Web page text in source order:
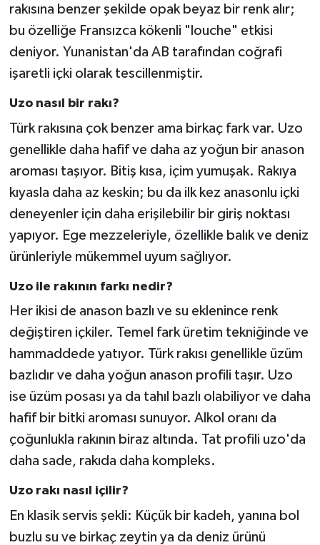
rakısına benzer şekilde opak beyaz bir renk alır;
bu özelliğe Fransızca kökenli "louche" etkisi
deniyor. Yunanistan'da AB tarafından coğrafi
işaretli içki olarak tescillenmiştir.
Uzo nasıl bir rakı?
Türk rakısına çok benzer ama birkaç fark var. Uzo
genellikle daha hafif ve daha az yoğun bir anason
aroması taşıyor. Bitiş kısa, içim yumuşak. Rakıya
kıyasla daha az keskin; bu da ilk kez anasonlu içki
deneyenler için daha erişilebilir bir giriş noktası
yapıyor. Ege mezzeleriyle, özellikle balık ve deniz
ürünleriyle mükemmel uyum sağlıyor.
Uzo ile rakının farkı nedir?
Her ikisi de anason bazlı ve su eklenince renk
değiştiren içkiler. Temel fark üretim tekniğinde ve
hammaddede yatıyor. Türk rakısı genellikle üzüm
bazlıdır ve daha yoğun anason profili taşır. Uzo
ise üzüm posası ya da tahıl bazlı olabiliyor ve daha
hafif bir bitki aroması sunuyor. Alkol oranı da
çoğunlukla rakının biraz altında. Tat profili uzo'da
daha sade, rakıda daha kompleks.
Uzo rakı nasıl içilir?
En klasik servis şekli: Küçük bir kadeh, yanına bol
buzlu su ve birkaç zeytin ya da deniz ürünü